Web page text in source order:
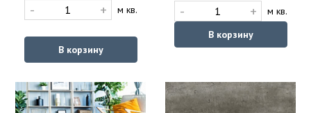
- + м кв.
В корзину
- +
м кв.
В корзину